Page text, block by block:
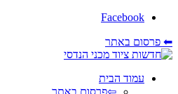
Facebook
⬅ פרסום באתר
עמוד הבית
⇦פרסום באתר